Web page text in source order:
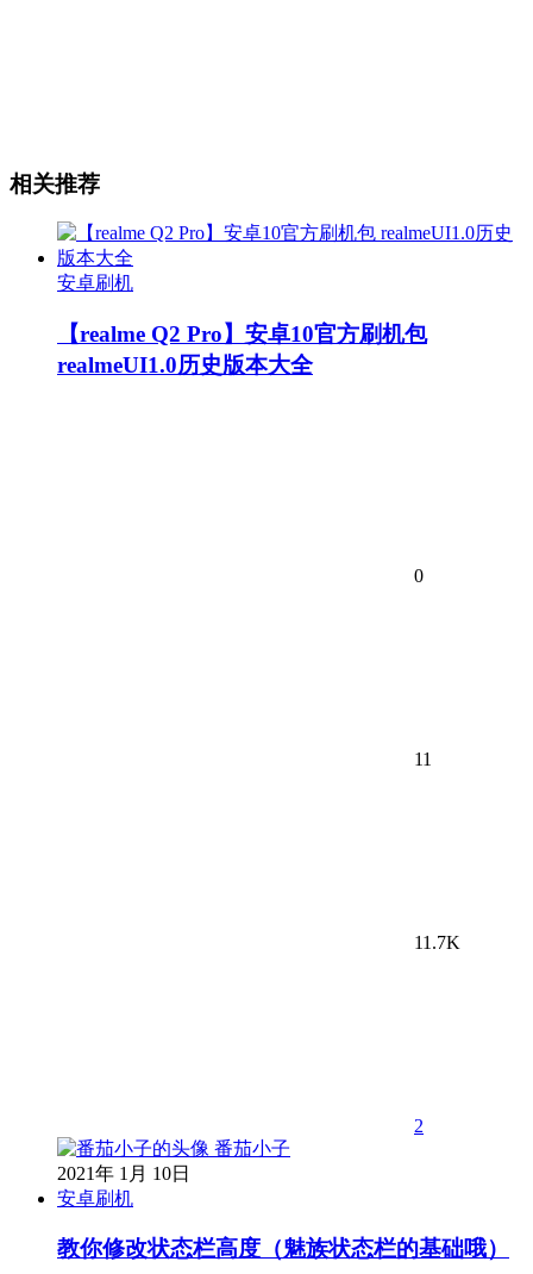
相关推荐
安卓刷机
【realme Q2 Pro】安卓10官方刷机包
realmeUI1.0历史版本大全
0
11
11.7K
2
番茄小子
2021年 1月 10日
安卓刷机
教你修改状态栏高度（魅族状态栏的基础哦）